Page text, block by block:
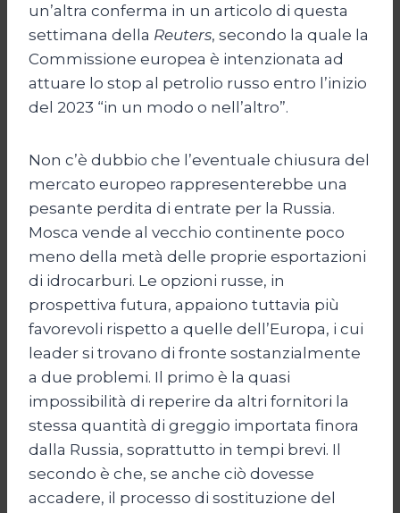
un’altra conferma in un articolo di questa
settimana della Reuters, secondo la quale la
Commissione europea è intenzionata ad
attuare lo stop al petrolio russo entro l’inizio
del 2023 “in un modo o nell’altro”.
Non c’è dubbio che l’eventuale chiusura del
mercato europeo rappresenterebbe una
pesante perdita di entrate per la Russia.
Mosca vende al vecchio continente poco
meno della metà delle proprie esportazioni
di idrocarburi. Le opzioni russe, in
prospettiva futura, appaiono tuttavia più
favorevoli rispetto a quelle dell’Europa, i cui
leader si trovano di fronte sostanzialmente
a due problemi. Il primo è la quasi
impossibilità di reperire da altri fornitori la
stessa quantità di greggio importata finora
dalla Russia, soprattutto in tempi brevi. Il
secondo è che, se anche ciò dovesse
accadere, il processo di sostituzione del